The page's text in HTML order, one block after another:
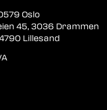
Oslo
45, 3036 Drammen
Lillesand